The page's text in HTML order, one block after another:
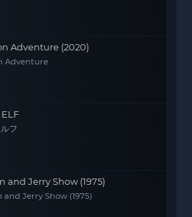
Adventure (2020)
Adventure
フ
and Jerry Show (1975)
and Jerry Show (1975)